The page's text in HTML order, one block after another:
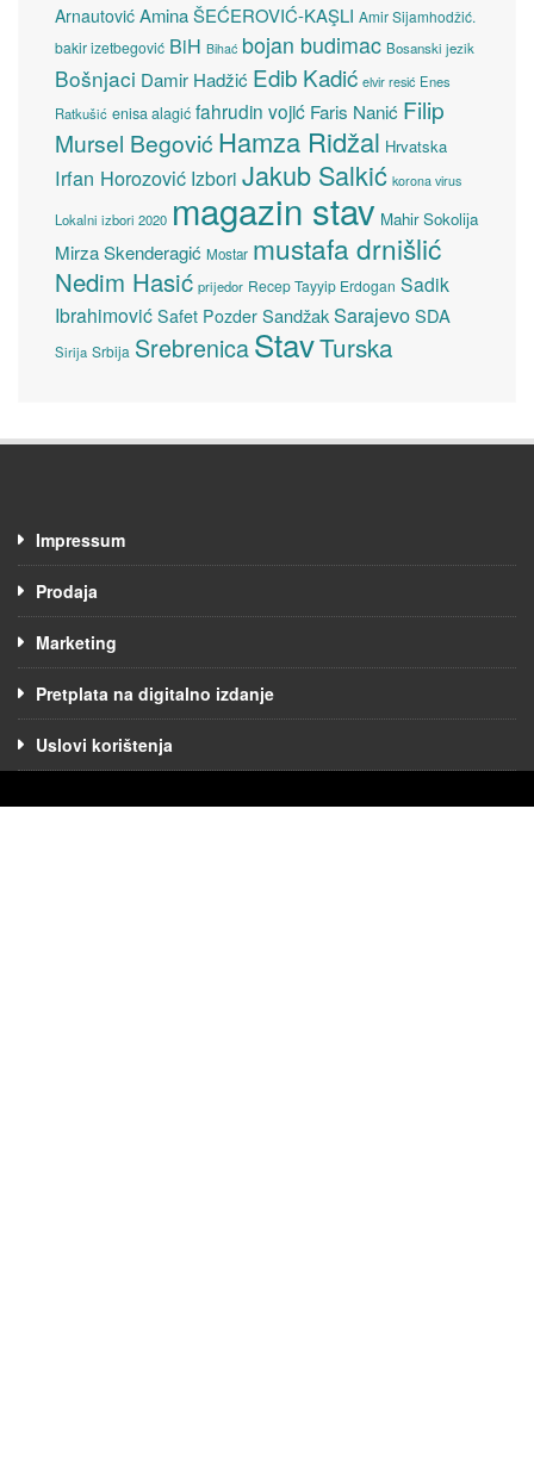
Arnautović Amina ŠEĆEROVIĆ-KAŞLI Amir Sijamhodžić.
bakir izetbegović BiH Bihać bojan budimac Bosanski jezik
Bošnjaci Damir Hadžić Edib Kadić elvir resić Enes
Ratkušić enisa alagić fahrudin vojić Faris Nanić Filip
Mursel Begović Hamza Ridžal Hrvatska
Irfan Horozović Izbori Jakub Salkić korona virus
Lokalni izbori 2020 magazin stav Mahir Sokolija
Mirza Skenderagić Mostar mustafa drnišlić
Nedim Hasić prijedor Recep Tayyip Erdogan Sadik
Ibrahimović Safet Pozder SandžakSarajevoSDA
Sirija Srbija SrebrenicaStavTurska
Impressum
Prodaja
Marketing
Pretplata na digitalno izdanje
Uslovi korištenja